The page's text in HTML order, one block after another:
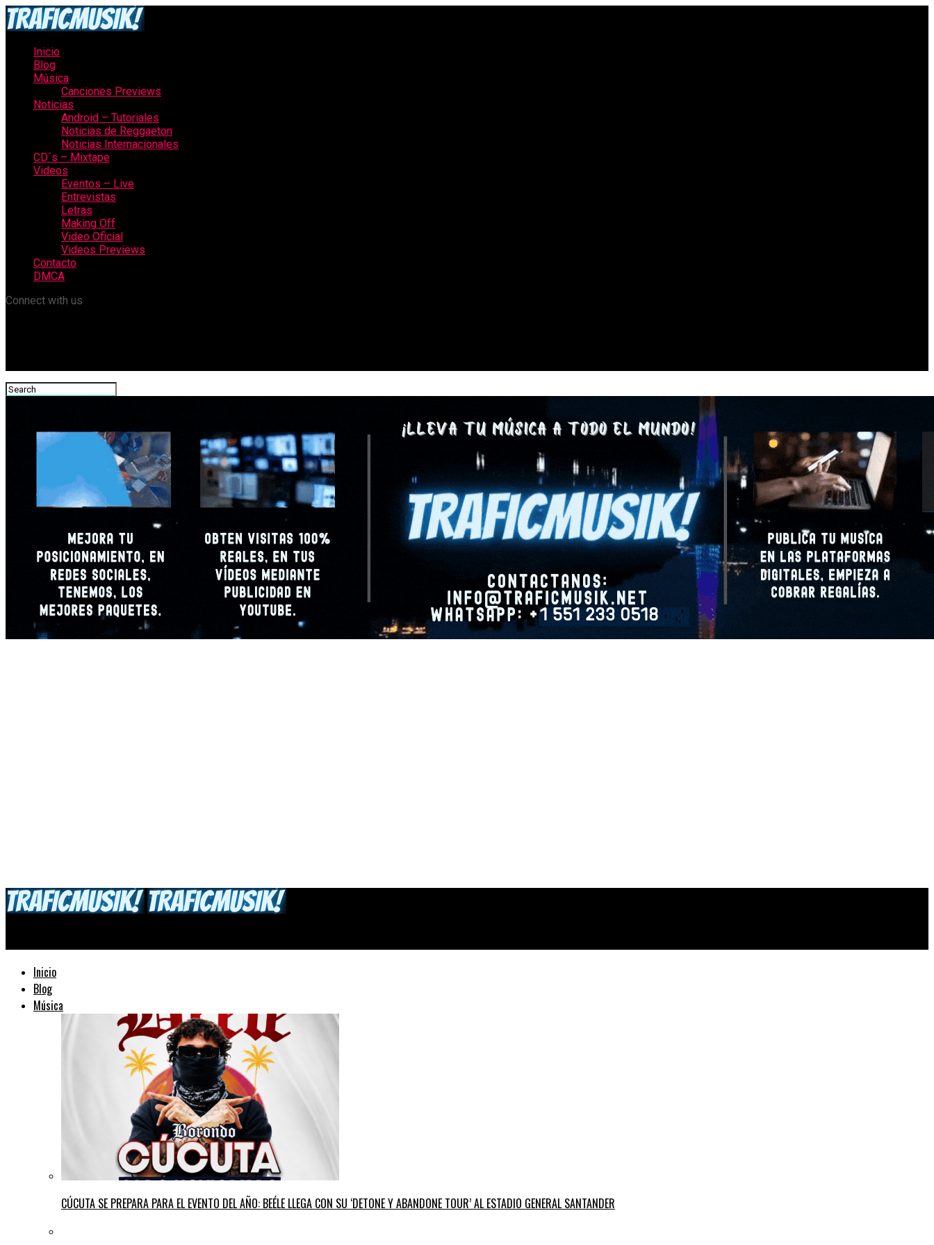
Inicio
Blog
Música
Canciones Previews
Noticias
Android – Tutoriales
Noticias de Reggaeton
Noticias Internacionales
CD´s – Mixtape
Videos
Eventos – Live
Entrevistas
Letras
Making Off
Video Oficial
Videos Previews
Contacto
DMCA
Connect with us
Inicio
Blog
Música
CÚCUTA SE PREPARA PARA EL EVENTO DEL AÑO: BEÉLE LLEGA CON SU ‘DETONE Y ABANDONE TOUR’ AL ESTADIO GENERAL SANTANDER